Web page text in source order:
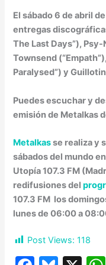
El sábado 6 de abril
entregas
The Last Days”),
Townsend
Paralysed”) y
Puedes escuchar y
emisión de Metalkas
Metalkasse realiza y
sábados del mundo
Utopía 107.3 FM
redifusiones del
107.3 FM los
lunes de 06:00 a
Post Views: 118